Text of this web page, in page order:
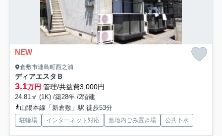
NEW
倉敷市連島町西之浦
ディアエスタＢ
3.1万円 管理/共益費3,000円
24.81㎡ (1K) /築28年 /2階建
山陽本線「新倉敷」駅 徒歩53分
駐輪場 インターネット対応 敷地内ごみ置き場 公共下水